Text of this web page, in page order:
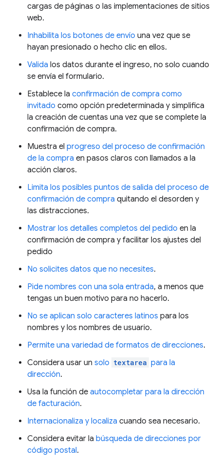
cargas de páginas o las implementaciones de sitios
web.
Inhabilita los botones de envío una vez que se
hayan presionado o hecho clic en ellos.
Valida los datos durante el ingreso, no solo cuando
se envía el formulario.
Establece la confirmación de compra como
invitado como opción predeterminada y simplifica
la creación de cuentas una vez que se complete la
confirmación de compra.
Muestra el progreso del proceso de confirmación
de la compra en pasos claros con llamados a la
acción claros.
Limita los posibles puntos de salida del proceso de
confirmación de compra quitando el desorden y
las distracciones.
Mostrar los detalles completos del pedido en la
confirmación de compra y facilitar los ajustes del
pedido
No solicites datos que no necesites.
Pide nombres con una sola entrada, a menos que
tengas un buen motivo para no hacerlo.
No se aplican solo caracteres latinos para los
nombres y los nombres de usuario.
Permite una variedad de formatos de direcciones.
Considera usar un solo textarea para la
dirección.
Usa la función de autocompletar para la dirección
de facturación.
Internacionaliza y localiza cuando sea necesario.
Considera evitar la búsqueda de direcciones por
código postal.